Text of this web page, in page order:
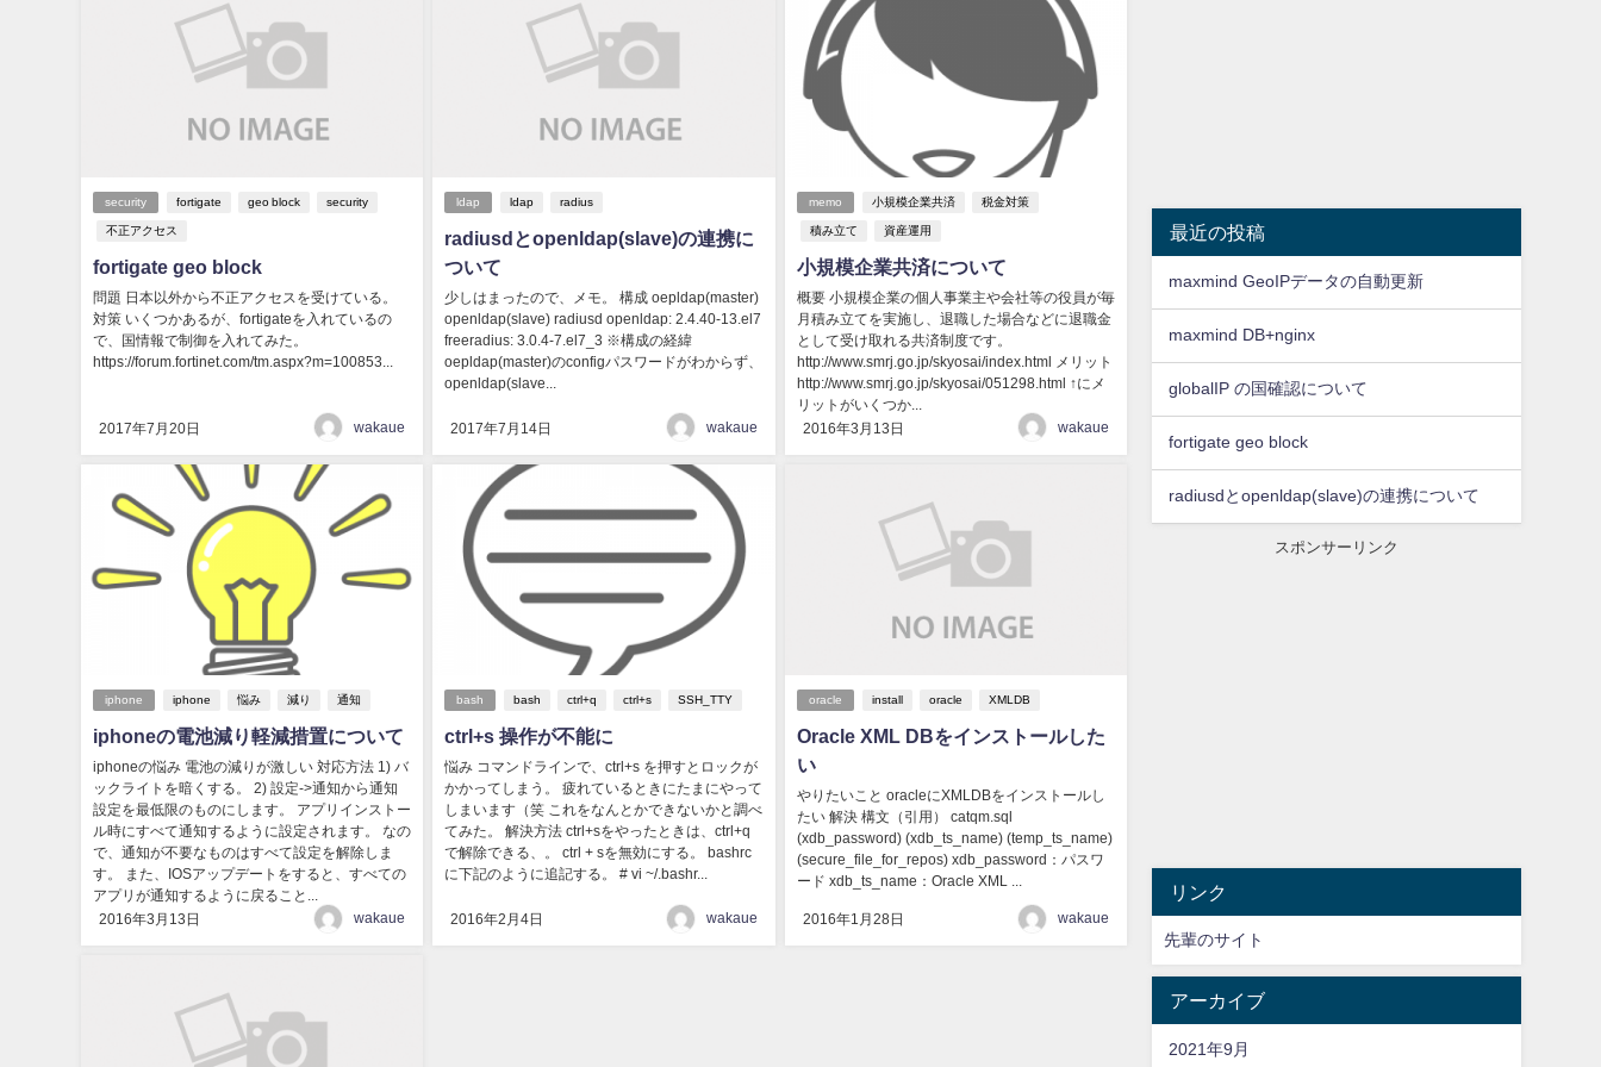
security fortigate geo block security
不正アクセス
fortigate geo block
問題 日本以外から不正アクセスを受けている。
対策 いくつかあるが、fortigateを入れているの
で、国情報で制御を入れてみた。
https://forum.fortinet.com/tm.aspx?m=100853...
2017年7月20日 wakaue
ldap ldap radius
radiusdとopenldap(slave)の連携に
ついて
少しはまったので、メモ。 構成 oepldap(master)
openldap(slave) radiusd openldap: 2.4.40-13.el7
freeradius: 3.0.4-7.el7_3 ※構成の経緯
oepldap(master)のconfigパスワードがわからず、
openldap(slave...
2017年7月14日 wakaue
memo 小規模企業共済 税金対策
積み立て 資産運用
小規模企業共済について
概要 小規模企業の個人事業主や会社等の役員が毎
月積み立てを実施し、退職した場合などに退職金
として受け取れる共済制度です。
http://www.smrj.go.jp/skyosai/index.html メリット
http://www.smrj.go.jp/skyosai/051298.html ↑にメ
リットがいくつか...
2016年3月13日
wakaue
iphone iphone 悩み 減り 通知
iphoneの電池減り軽減措置について
iphoneの悩み 電池の減りが激しい 対応方法 1) バ
ックライトを暗くする。 2) 設定->通知から通知
設定を最低限のものにします。 アプリインストー
ル時にすべて通知するように設定されます。 なの
で、通知が不要なものはすべて設定を解除しま
す。 また、IOSアップデートをすると、すべての
アプリが通知するように戻ること...
2016年3月13日
wakaue
bash bash ctrl+q ctrl+s SSH_TTY
ctrl+s 操作が不能に
悩み コマンドラインで、ctrl+s を押すとロックが
かかってしまう。 疲れているときにたまにやって
しまいます（笑 これをなんとかできないかと調べ
てみた。 解決方法 ctrl+sをやったときは、ctrl+q
で解除できる、。 ctrl + sを無効にする。 bashrc
に下記のように追記する。 # vi ~/.bashr...
2016年2月4日 wakaue
oracle install oracle XMLDB
Oracle XML DBをインストールした
い
やりたいこと oracleにXMLDBをインストールし
たい 解決 構文（引用） catqm.sql
(xdb_password) (xdb_ts_name) (temp_ts_name)
(secure_file_for_repos) xdb_password：パスワ
ード xdb_ts_name：Oracle XML ...
2016年1月28日 wakaue
最近の投稿
maxmind GeoIPデータの自動更新
maxmind DB+nginx
globalIP の国確認について
fortigate geo block
radiusdとopenldap(slave)の連携について
スポンサーリンク
リンク
先輩のサイト
アーカイブ
2021年9月